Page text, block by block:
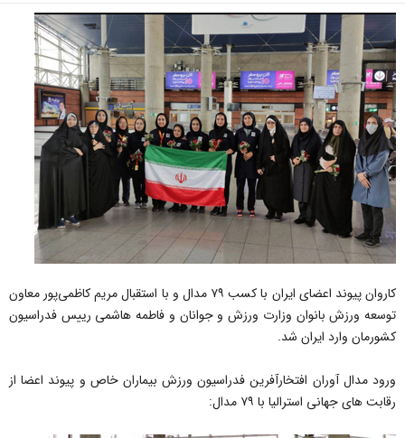
کاروان پیوند اعضای ایران با کسب ۷۹ مدال و با استقبال مریم کاظمی‌پور معاون
توسعه ورزش بانوان وزارت ورزش و جوانان و فاطمه هاشمی رییس فدراسیون
کشورمان وارد ایران شد.
ورود مدال آوران افتخارآفرین فدراسیون ورزش بیماران خاص و پیوند اعضا از
رقابت های جهانی استرالیا با ۷۹ مدال: